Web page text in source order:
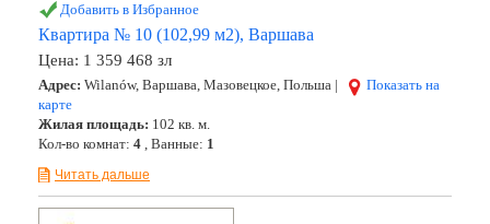
Добавить в Избранное
Квартира № 10 (102,99 м2), Варшава
Цена: 1 359 468 зл
Адрес: Wilanów, Варшава, Мазовецкое, Польша |
Показать на
карте
Жилая площадь: 102 кв. м.
Кол-во комнат: 4 , Ванные: 1
Читать дальше